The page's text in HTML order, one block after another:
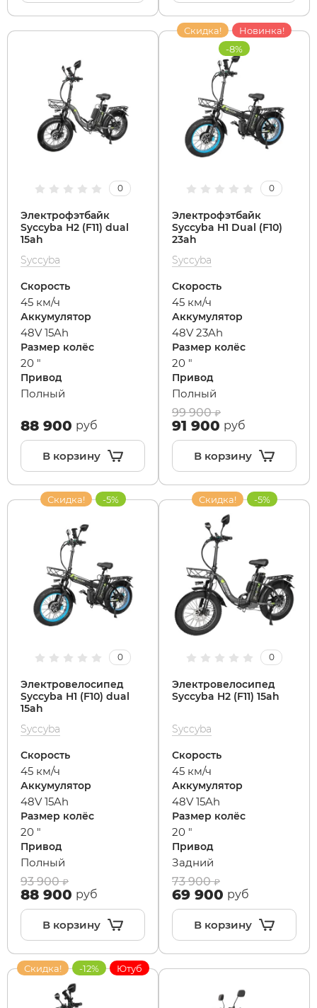
0
Электрофэтбайк
Syccyba H2 (F11) dual
15ah
Syccyba
Скорость
45 км/ч
Аккумулятор
48V 15Ah
Размер колёс
20 "
Привод
Полный
88 900 руб
В корзину
Скидка!
Новинка!
-8%
0
Электрофэтбайк
Syccyba H1 Dual (F10)
23ah
Syccyba
Скорость
45 км/ч
Аккумулятор
48V 23Ah
Размер колёс
20 "
Привод
Полный
99 900
91 900 руб
В корзину
Скидка! -5%
0
Электровелосипед
Syccyba H1 (F10) dual
15ah
Syccyba
Скорость
45 км/ч
Аккумулятор
48V 15Ah
Размер колёс
20 "
Привод
Полный
93 900
88 900 руб
В корзину
Скидка! -5%
0
Электровелосипед
Syccyba H2 (F11) 15ah
Syccyba
Скорость
45 км/ч
Аккумулятор
48V 15Ah
Размер колёс
20 "
Привод
Задний
73 900
69 900 руб
В корзину
Скидка! -12% Ютуб